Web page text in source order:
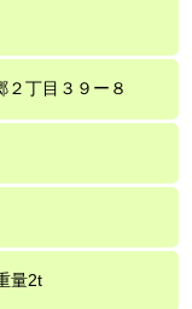
２丁目３９ー８
量2t